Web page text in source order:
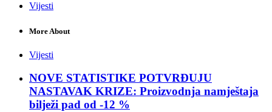
Vijesti
More About
Vijesti
NOVE STATISTIKE POTVRĐUJU
NASTAVAK KRIZE: Proizvodnja namještaja
bilježi pad od -12 %